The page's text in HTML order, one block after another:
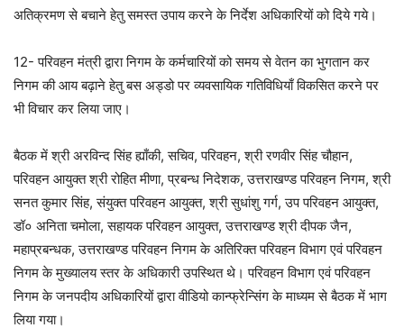
अतिक्रमण से बचाने हेतु समस्त उपाय करने के निर्देश अधिकारियों को दिये गये।
12- परिवहन मंत्री द्वारा निगम के कर्मचारियों को समय से वेतन का भुगतान कर
निगम की आय बढ़ाने हेतु बस अड्डो पर व्यवसायिक गतिविधियाँ विकसित करने पर
भी विचार कर लिया जाए।
बैठक में श्री अरविन्द सिंह ह्याँकी, सचिव, परिवहन, श्री रणवीर सिंह चौहान,
परिवहन आयुक्त श्री रोहित मीणा, प्रबन्ध निदेशक, उत्तराखण्ड परिवहन निगम, श्री
सनत कुमार सिंह, संयुक्त परिवहन आयुक्त, श्री सुधांशु गर्ग, उप परिवहन आयुक्त,
डॉ० अनिता चमोला, सहायक परिवहन आयुक्त, उत्तराखण्ड श्री दीपक जैन,
महाप्रबन्धक, उत्तराखण्ड परिवहन निगम के अतिरिक्त परिवहन विभाग एवं परिवहन
निगम के मुख्यालय स्तर के अधिकारी उपस्थित थे। परिवहन विभाग एवं परिवहन
निगम के जनपदीय अधिकारियों द्वारा वीडियो कान्फ्रेन्सिंग के माध्यम से बैठक में भाग
लिया गया।